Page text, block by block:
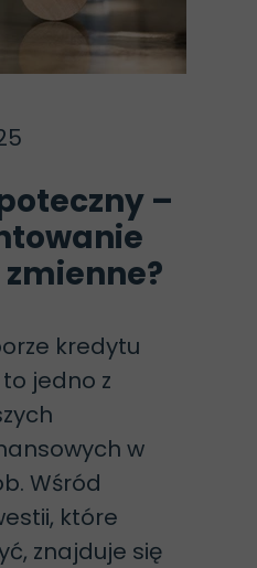
–
zmienne?
kredytu
jedno z
w
Wśród
które
znajduje się